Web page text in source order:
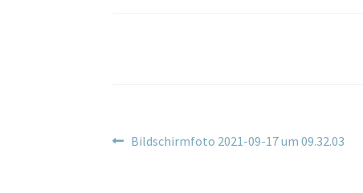
Beitragsnavigation
Vorheriger
Bildschirmfoto 2021-09-17 um 09.32.03